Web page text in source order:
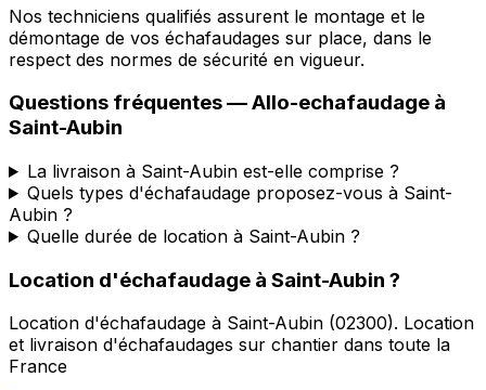
Nos techniciens qualifiés assurent le montage et le
démontage de vos échafaudages sur place, dans le
respect des normes de sécurité en vigueur.
Questions fréquentes —Allo-echafaudage à
Saint-Aubin
La livraison à Saint-Aubin est-elle comprise ?
Quels types d'échafaudage proposez-vous à Saint-
Aubin ?
Quelle durée de location à Saint-Aubin ?
Location d'échafaudage à Saint-Aubin ?
Location d'échafaudage à Saint-Aubin (02300). Location
et livraison d'échafaudages sur chantier dans toute la
France